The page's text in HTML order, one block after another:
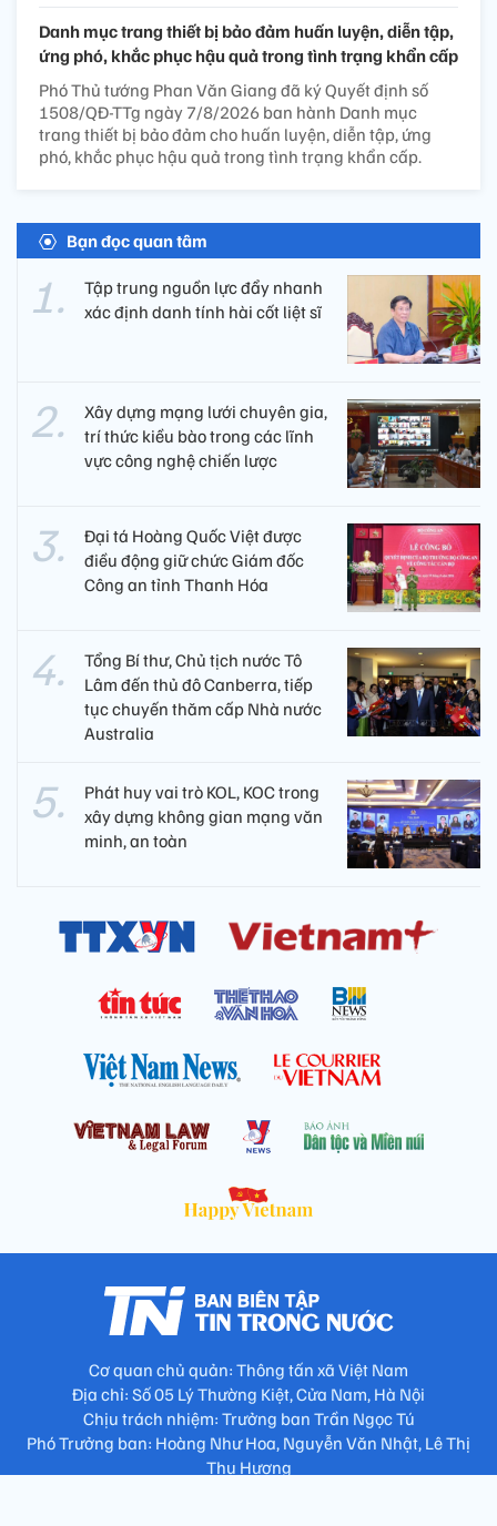
Danh mục trang thiết bị bảo đảm huấn luyện, diễn tập,
ứng phó, khắc phục hậu quả trong tình trạng khẩn cấp
Phó Thủ tướng Phan Văn Giang đã ký Quyết định số
1508/QĐ-TTg ngày 7/8/2026 ban hành Danh mục
trang thiết bị bảo đảm cho huấn luyện, diễn tập, ứng
phó, khắc phục hậu quả trong tình trạng khẩn cấp.
Bạn đọc quan tâm
Tập trung nguồn lực đẩy nhanh
xác định danh tính hài cốt liệt sĩ
Xây dựng mạng lưới chuyên gia,
trí thức kiều bào trong các lĩnh
vực công nghệ chiến lược
Đại tá Hoàng Quốc Việt được
điều động giữ chức Giám đốc
Công an tỉnh Thanh Hóa
Tổng Bí thư, Chủ tịch nước Tô
Lâm đến thủ đô Canberra, tiếp
tục chuyến thăm cấp Nhà nước
Australia
Phát huy vai trò KOL, KOC trong
xây dựng không gian mạng văn
minh, an toàn
Cơ quan chủ quản: Thông tấn xã Việt Nam
Địa chỉ: Số 05 Lý Thường Kiệt, Cửa Nam, Hà Nội
Chịu trách nhiệm: Trưởng ban Trần Ngọc Tú
Phó Trưởng ban: Hoàng Như Hoa, Nguyễn Văn Nhật, Lê Thị
Thu Hương